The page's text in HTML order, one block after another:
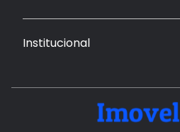
Institucional